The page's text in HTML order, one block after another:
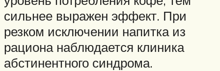
сильнее выражен эффект. При
резком исключении напитка из
рациона наблюдается клиника
абстинентного синдрома.